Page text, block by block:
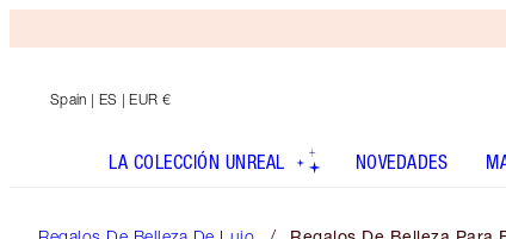
Spain | ES | EUR €
LA COLECCIÓN UNREAL NOVEDADES